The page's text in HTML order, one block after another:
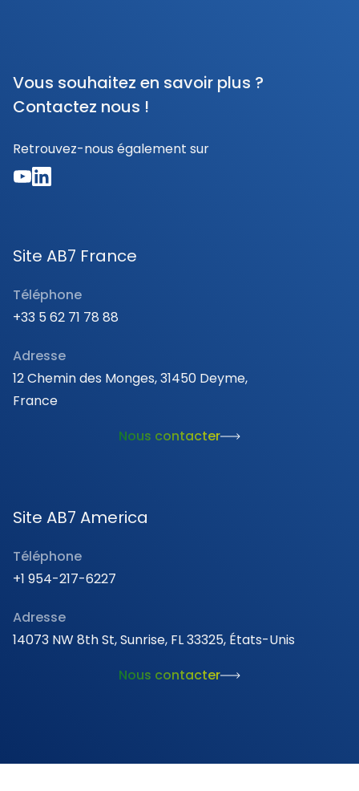
Vous souhaitez en savoir plus ?
Contactez nous !
Retrouvez-nous également sur
Site AB7 France
Téléphone
+33 5 62 71 78 88
Adresse
12 Chemin des Monges, 31450 Deyme,
France
Nous contacter
Site AB7 America
Téléphone
+1 954-217-6227
Adresse
14073 NW 8th St, Sunrise, FL 33325, États-Unis
Nous contacter